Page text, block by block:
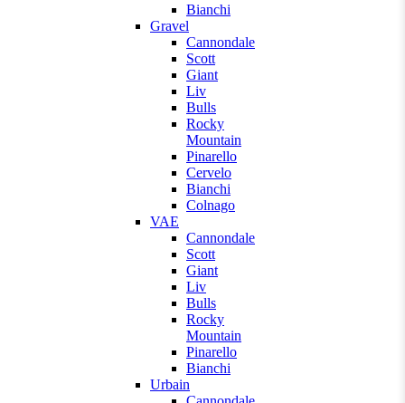
Bianchi
Gravel
Cannondale
Scott
Giant
Liv
Bulls
Rocky
Mountain
Pinarello
Cervelo
Bianchi
Colnago
VAE
Cannondale
Scott
Giant
Liv
Bulls
Rocky
Mountain
Pinarello
Bianchi
Urbain